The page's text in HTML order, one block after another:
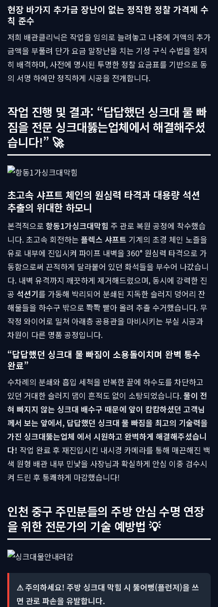
현장 바가지 추가금 장난이 없는 정직한 정찰 가격제 수
칙 준수
저희 배관클리닉은 작업을 임의로 늘려놓고 나중에 거액의 추가
금액을 부풀려 단가 요금 말장난을 치는 기성 구식 수법을 철저
히 배격하며, 사전에 명시된 투명한 정찰 요금표를 기반으로 동
의 서명 하에만 정직하게 시공을 전개합니다.
작업 진행 및 결과: “답답했던 싱크대 물 빠
짐을 전문 싱크대뚫는업체에서 해결해주셨
습니다!” 🚀
초고속 샤프트 체인의 원심력 타격과 대용량 석션
추출의 위대한 하모니
본격적으로 항동1가싱크대막힘 주 관로 복원 공정에 착수했습
니다. 초고속 회전하는 플렉스 샤프트 기계의 초경 체인 노즐을
유로 내부에 진입시켜 파이프 내벽을 360° 원심력 타격으로 가
동함으로써 끈적하게 달라붙어 있던 화석들을 부수어 나갔습니
다. 내벽 유격까지 깨끗하게 제거해드렸으며, 동시에 강력한 진
공 석션기를 가동해 박리되어 분쇄된 지독한 슬러지 덩어리 잔
해물들을 하수구 밖으로 쫙쫙 빨아 올려 추출 수거했습니다. 무
작정 와이어로 밀쳐 아래층 공용관을 마비시키는 부실 시공과
차원이 다른 명품 공정입니다.
“답답했던 싱크대 물 빠짐이 소용돌이치며 완벽 통수
완료”
수차례의 분쇄와 흡입 세척을 반복한 끝에 하수도를 차단하고
있던 거대한 슬러지 댐이 흔적도 없이 소탕되었습니다.물이 전
혀 빠지지 않는 싱크대 배수구 때문에 앞이 캄캄하셨던 고객님
께서 보는 앞에서, 답답했던 싱크대 물 빠짐을 최고의 기술력을
가진 싱크대뚫는업체 에서 시원하고 완벽하게 해결해주셨습니
다! 작업 완료 후 재진입시킨 내시경 카메라를 통해 매끈해진 백
색 원형 배관 내부 민낯을 사장님과 확실하게 안심 이중 검수시
켜 드린 후 통쾌하게 마감했습니다!
인천 중구 주민분들의 주방 안심 수명 연장
을 위한 전문가의 기술 예방법 💡
⚠ 주의하세요! 주방 싱크대 막힘 시 뚫어뻥(플런저)을 쓰
면 관로 파손을 유발합니다.